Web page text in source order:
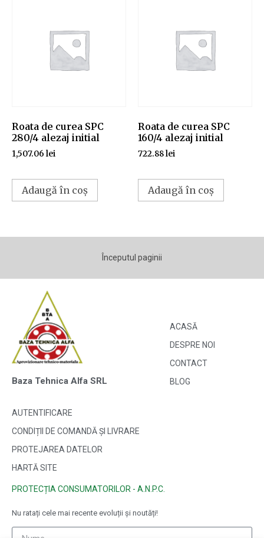
Roata de curea SPC
280/4 alezaj initial
1,507.06 lei
Adaugă în coș
Roata de curea SPC
160/4 alezaj initial
722.88lei
Adaugă în coș
Începutul paginii
Baza Tehnica Alfa SRL
ACASĂ
DESPRE NOI
CONTACT
BLOG
AUTENTIFICARE
CONDIȚII DE COMANDĂ ȘI LIVRARE
PROTEJAREA DATELOR
HARTĂ SITE
PROTECȚIA CONSUMATORILOR - A.N.P.C.
Nu ratați cele mai recente evoluții și noutăți!